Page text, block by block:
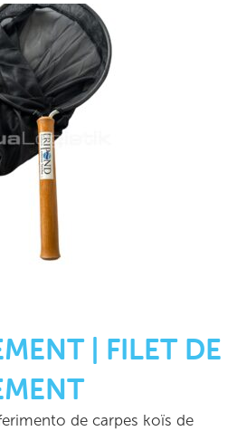
| FILET DE
de carpes koïs de